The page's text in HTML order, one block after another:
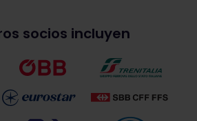
socios incluyen